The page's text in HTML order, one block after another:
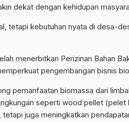
dekat dengan kehidupan
tetapi kebutuhan nyata di desa-
menerbitkan Perizinan Bahan
pengembangan bisnis
pemanfaatan biomassa dari
seperti wood pellet (pelet
juga meningkatkan